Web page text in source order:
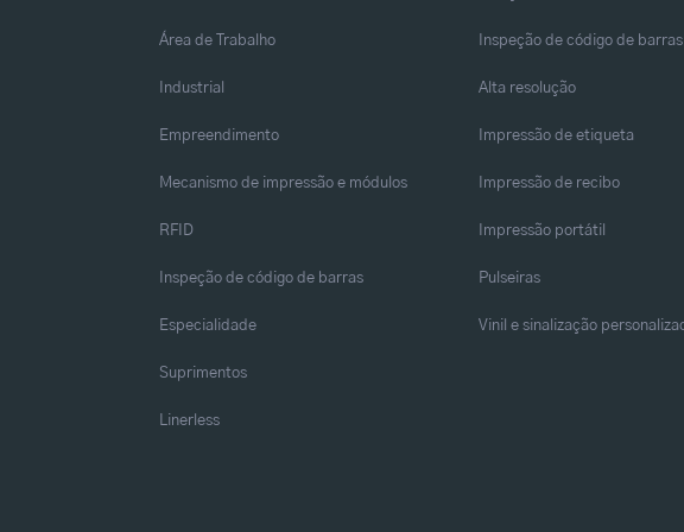
Área de Trabalho
Industrial
Empreendimento
Mecanismo de impressão e módulos
RFID
Inspeção de código de barras
Especialidade
Suprimentos
Linerless
Inspeção de código de barras
Alta resolução
Impressão de etiqueta
Impressão de recibo
Impressão portátil
Pulseiras
Vinil e sinalização